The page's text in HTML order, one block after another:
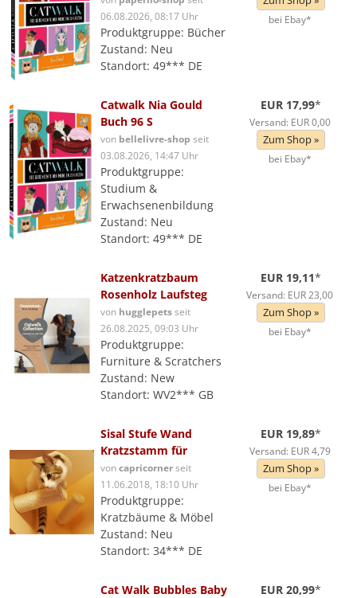
06.08.2026, 08:17 Uhr
Produktgruppe: Bücher
Zustand: Neu
Standort: 49*** DE
bei Ebay*
Catwalk Nia Gould
Buch 96 S
von bellelivre-shop seit
03.08.2026, 14:47 Uhr
Produktgruppe:
Studium &
Erwachsenenbildung
Zustand: Neu
Standort: 49*** DE
EUR 17,99*
Versand: EUR 0,00
Zum Shop »
bei Ebay*
Katzenkratzbaum
Rosenholz Laufsteg
von hugglepetsseit
26.08.2025, 09:03 Uhr
Produktgruppe:
Furniture & Scratchers
Zustand: New
Standort: WV2*** GB
EUR 19,11*
Versand: EUR 23,00
Zum Shop »
bei Ebay*
Sisal Stufe Wand
Kratzstamm für
voncapricornerseit
11.06.2018, 18:10 Uhr
Produktgruppe:
Kratzbäume & Möbel
Zustand: Neu
Standort: 34*** DE
EUR 19,89*
Versand: EUR 4,79
Zum Shop »
bei Ebay*
Cat Walk Bubbles Baby
EUR 20,99*